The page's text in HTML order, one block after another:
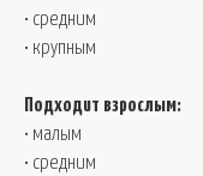
• средним
• крупным
Подходит взрослым:
• малым
• средним